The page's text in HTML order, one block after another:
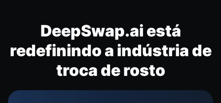
DeepSwap.ai está
redefinindo a indústria de
troca de rosto